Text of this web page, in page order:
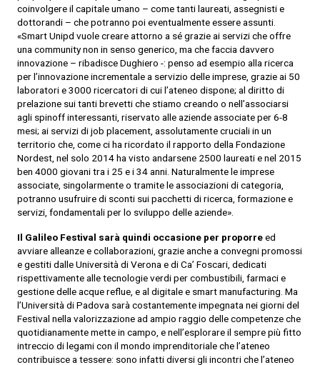
coinvolgere il capitale umano – come tanti laureati, assegnisti e
dottorandi – che potranno poi eventualmente essere assunti.
«Smart Unipd vuole creare attorno a sé grazie ai servizi che offre
una community non in senso generico, ma che faccia davvero
innovazione – ribadisce Dughiero -: penso ad esempio alla ricerca
per l’innovazione incrementale a servizio delle imprese, grazie ai 50
laboratori e 3000 ricercatori di cui l’ateneo dispone; al diritto di
prelazione sui tanti brevetti che stiamo creando o nell’associarsi
agli spinoff interessanti, riservato alle aziende associate per 6-8
mesi; ai servizi di job placement, assolutamente cruciali in un
territorio che, come ci ha ricordato il rapporto della Fondazione
Nordest, nel solo 2014 ha visto andarsene 2500 laureati e nel 2015
ben 4000 giovani tra i 25 e i 34 anni. Naturalmente le imprese
associate, singolarmente o tramite le associazioni di categoria,
potranno usufruire di sconti sui pacchetti di ricerca, formazione e
servizi, fondamentali per lo sviluppo delle aziende».
Il Galileo Festival sarà quindi occasione per proporreed
avviare alleanze e collaborazioni, grazie anche a convegni promossi
e gestiti dalle Università di Verona e di Ca’ Foscari, dedicati
rispettivamente alle tecnologie verdi per combustibili, farmaci e
gestione delle acque reflue, e al digitale e smart manufacturing. Ma
l’Università di Padova sarà costantemente impegnata nei giorni del
Festival nella valorizzazione ad ampio raggio delle competenze che
quotidianamente mette in campo, e nell’esplorare il sempre più fitto
intreccio di legami con il mondo imprenditoriale che l’ateneo
contribuisce a tessere: sono infatti diversi gli incontri che l’ateneo